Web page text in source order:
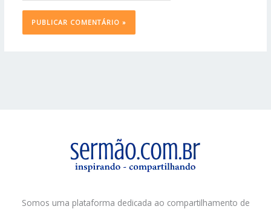
Somos uma plataforma dedicada ao compartilhamento de